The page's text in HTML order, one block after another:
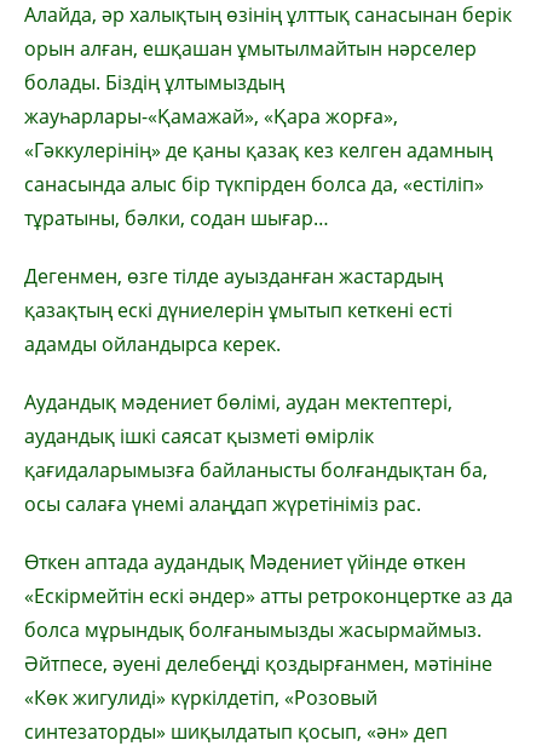
Алайда, әр халықтың өзінің ұлттық санасынан берік
орын алған, ешқашан ұмытылмайтын нәрселер
болады. Біздің ұлтымыздың
жауһарлары-«Қамажай», «Қара жорға»,
«Гәккулерінің» де қаны қазақ кез келген адамның
санасында алыс бір түкпірден болса да, «естіліп»
тұратыны, бәлки, содан шығар…
Дегенмен, өзге тілде ауызданған жастардың
қазақтың ескі дүниелерін ұмытып кеткені есті
адамды ойландырса керек.
Аудандық мәдениет бөлімі, аудан мектептері,
аудандық ішкі саясат қызметі өмірлік
қағидаларымызға байланысты болғандықтан ба,
осы салаға үнемі алаңдап жүретініміз рас.
Өткен аптада аудандық Мәдениет үйінде өткен
«Ескірмейтін ескі әндер» атты ретроконцертке аз да
болса мұрындық болғанымызды жасырмаймыз.
Әйтпесе, әуені делебеңді қоздырғанмен, мәтініне
«Көк жигулиді» күркілдетіп, «Розовый
синтезаторды» шиқылдатып қосып, «ән» деп